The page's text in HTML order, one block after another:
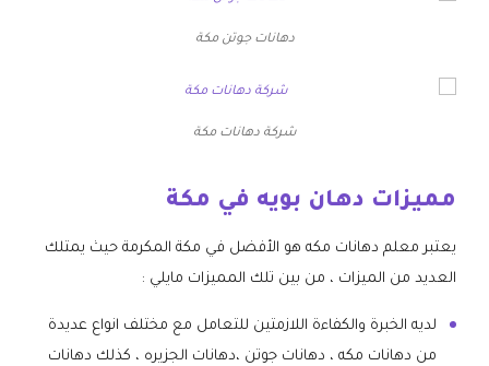
دهانات جوتن مكة
شركة دهانات مكة
مميزات دهان بويه في مكة
يعتبر معلم دهانات مكه هو الأفضل في مكة المكرمة حيث يمتلك
العديد من الميزات ، من بين تلك المميزات مايلي :
لديه الخبرة والكفاءة اللازمتين للتعامل مع مختلف انواع عديدة
من دهانات مكه ، دهانات جوتن ،دهانات الجزيره ، كذلك دهانات